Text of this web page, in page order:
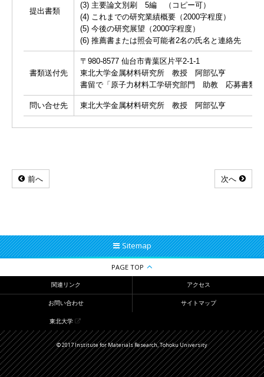
提出書類
(3) 主要論文別刷 5編 （コピー可）
(4) これまでの研究業績概要（2000字程度）
(5) 今後の研究展望（2000字程度）
(6) 推薦書または照会可能者2名の氏名と連絡先
書類送付先
〒980-8577 仙台市青葉区片平2-1-1
東北大学金属材料研究所 教授 阿部弘亨
書留で「 原子力材料工学研究部門 助教 応募書類
問い合せ先 東北大学金属材料研究所 教授 阿部弘亨
前へ 次へ
Sitemap
PAGE TOP
関連リンク アクセス
お問い合わせ サイトマップ
東北大学
© 2017 Institute for Materials Research, Tohoku University